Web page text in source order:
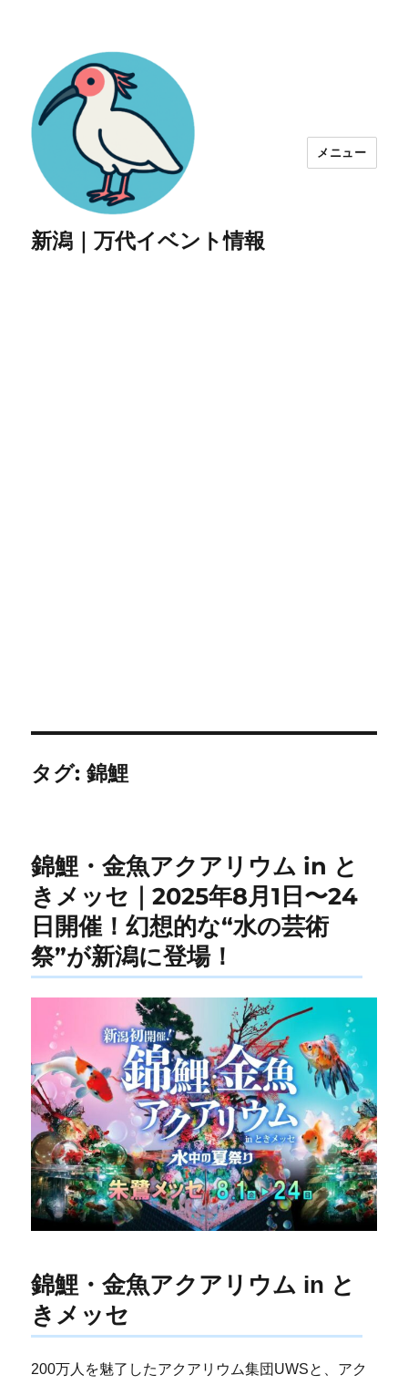
新潟｜万代イベント情報
メニュー
タグ:錦鯉
錦鯉・金魚アクアリウム in と
きメッセ｜2025年8月1日〜24
日開催！幻想的な“水の芸術
祭”が新潟に登場！
錦鯉・金魚アクアリウム in と
きメッセ
200万人を魅了したアクアリウム集団UWSと、アク